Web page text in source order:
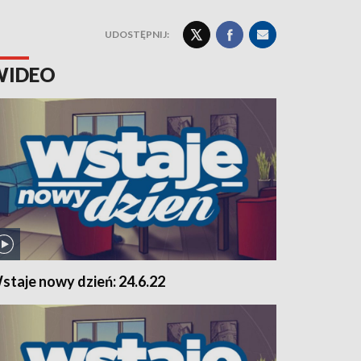
UDOSTĘPNIJ:
nowy dzień: 24.6.22